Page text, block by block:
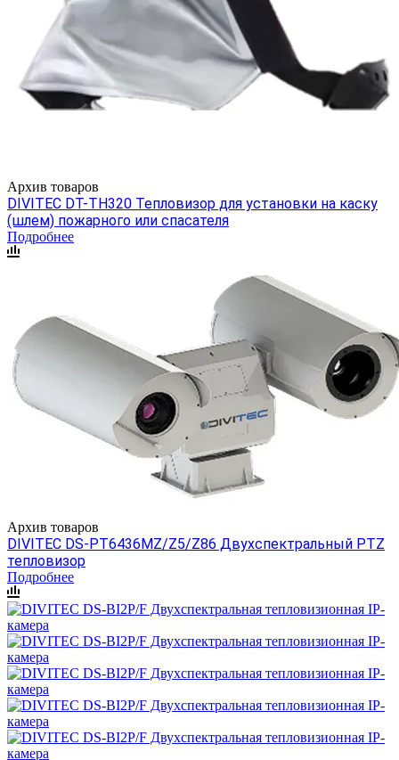
Архив товаров
DIVITEC DT-TH320 Тепловизор для установки на каску
(шлем) пожарного или спасателя
Подробнее
Архив товаров
DIVITEC DS-PT6436MZ/Z5/Z86 Двухспектральный PTZ
тепловизор
Подробнее